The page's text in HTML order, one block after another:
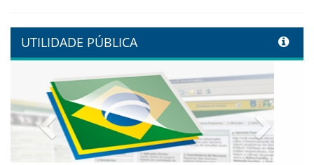
alinhamento estratégico do
Conecta+ Tamandaré.
NOTA DE PESAR E LUTO OFICIAL
Publicado em: 9 de junho de 2026
Plano Diretor – 2026